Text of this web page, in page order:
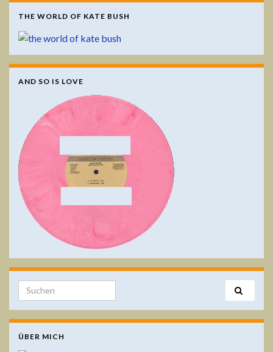
THE WORLD OF KATE BUSH
AND SO IS LOVE
Search for:
ÜBER MICH